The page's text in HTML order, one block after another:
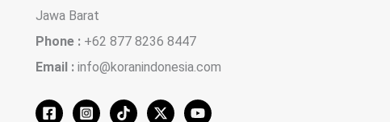
Jawa Barat
Phone : +62 877 8236 8447
Email : info@koranindonesia.com